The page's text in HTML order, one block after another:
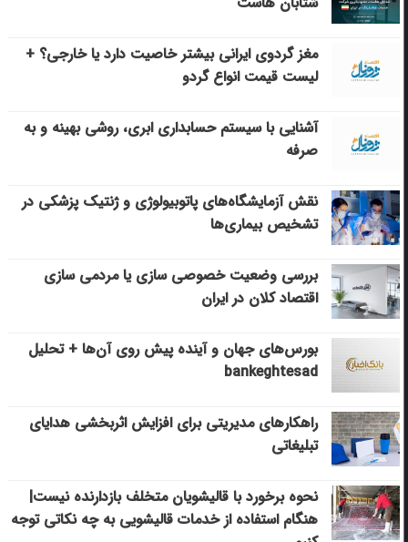
مغز گردوی ایرانی بیشتر خاصیت دارد یا خارجی؟ +
لیست قیمت انواع گردو
آشنایی با سیستم حسابداری ابری، روشی بهینه و به
صرفه
نقش آزمایشگاه‌های پاتوبیولوژی و ژنتیک پزشکی در
تشخیص بیماری‌ها
بررسی وضعیت خصوصی سازی یا مردمی سازی
اقتصاد کلان در ایران
بورس‌های جهان و آینده پیش روی آن‌ها + تحلیل
bankeghtesad
راهکارهای مدیریتی برای افزایش اثربخشی هدایای
تبلیغاتی
نحوه برخورد با قالیشویان متخلف بازدارنده نیست|
هنگام استفاده از خدمات قالیشویی به چه نکاتی توجه